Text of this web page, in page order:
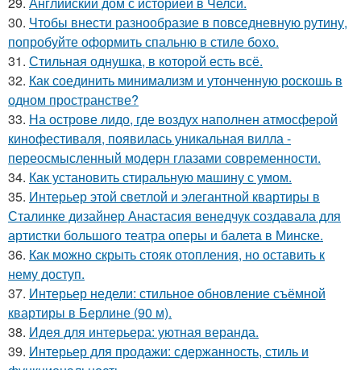
30. Чтобы внести разнообразие в повседневную рутину,
попробуйте оформить спальню в стиле бохо.
31. Стильная однушка, в которой есть всё.
32. Как соединить минимализм и утонченную роскошь в
одном пространстве?
33. На острове лидо, где воздух наполнен атмосферой
кинофестиваля, появилась уникальная вилла -
переосмысленный модерн глазами современности.
34. Как установить стиральную машину с умом.
35. Интерьер этой светлой и элегантной квартиры в
Сталинке дизайнер Анастасия венедчук создавала для
артистки большого театра оперы и балета в Минске.
36. Как можно скрыть стояк отопления, но оставить к
нему доступ.
37. Интерьер недели: стильное обновление съёмной
квартиры в Берлине (90 м).
38. Идея для интерьера: уютная веранда.
39. Интерьер для продажи: сдержанность, стиль и